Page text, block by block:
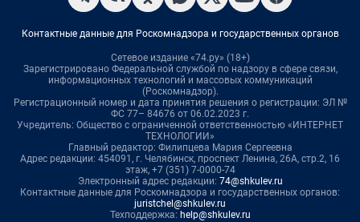
Контактные данные для Роскомнадзора и государственных органов
Сетевое издание «74.ру» (18+)
Зарегистрировано Федеральной службой по надзору в сфере связи,
информационных технологий и массовых коммуникаций
(Роскомнадзор).
Регистрационный номер и дата принятия решения о регистрации: ЭЛ №
ФС 77– 84676 от 06.02.2023 г.
Учредитель: Общество с ограниченной ответственностью «ИНТЕРНЕТ
ТЕХНОЛОГИИ»
Главный редактор: Филипцева Мария Сергеевна
Адрес редакции: 454091, г. Челябинск, проспект Ленина, 26А, стр.2, 16
этаж, +7 (351) 7-0000-74
Электронный адрес редакции: 74@shkulev.ru
Контактные данные для Роскомнадзора и государственных органов:
juristchel@shkulev.ru
Техподдержка: help@shkulev.ru